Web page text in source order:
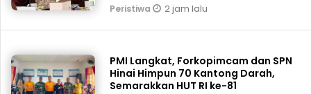
Peristiwa 2 jam lalu
PMI Langkat, Forkopimcam dan SPN
Hinai Himpun 70 Kantong Darah,
Semarakkan HUT RI ke-81